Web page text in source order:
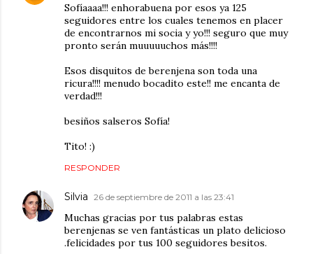
Sofíaaaa!!! enhorabuena por esos ya 125
seguidores entre los cuales tenemos en placer
de encontrarnos mi socia y yo!!! seguro que muy
pronto serán muuuuuchos más!!!!
Esos disquitos de berenjena son toda una
ricura!!!! menudo bocadito este!! me encanta de
verdad!!!
besiños salseros Sofía!
Tito! :)
RESPONDER
Silvia 26 de septiembre de 2011 a las 23:41
Muchas gracias por tus palabras estas
berenjenas se ven fantásticas un plato delicioso
.felicidades por tus 100 seguidores besitos.